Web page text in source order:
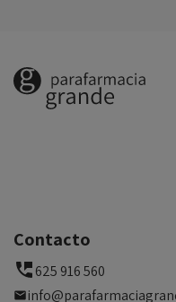
Contacto
625 916 560